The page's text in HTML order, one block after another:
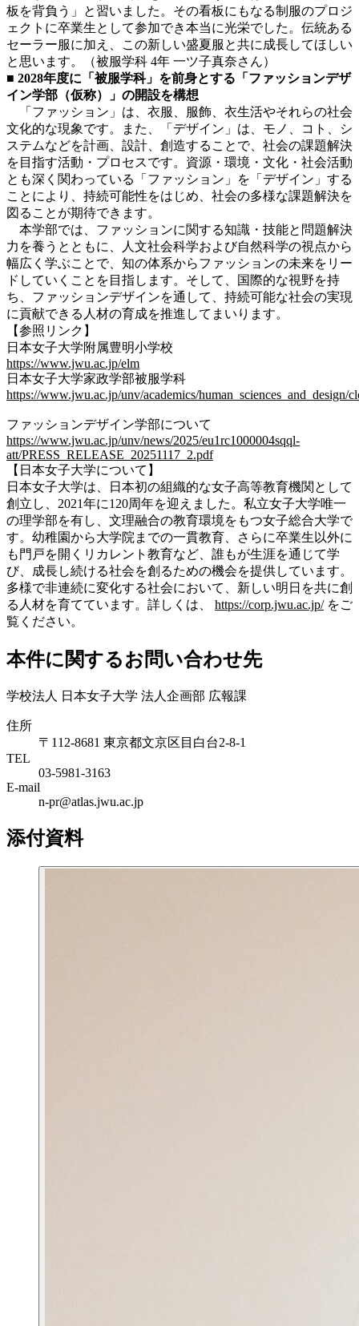
板を背負う」と習いました。その看板にもなる制服のプロジ
ェクトに卒業生として参加でき本当に光栄でした。伝統ある
セーラー服に加え、この新しい盛夏服と共に成長してほしい
と思います。（被服学科 4年 一ツ子真奈さん）
■ 2028年度に「被服学科」を前身とする「ファッションデザ
イン学部（仮称）」の開設を構想
「ファッション」は、衣服、服飾、衣生活やそれらの社会
文化的な現象です。また、「デザイン」は、モノ、コト、シ
ステムなどを計画、設計、創造することで、社会の課題解決
を目指す活動・プロセスです。資源・環境・文化・社会活動
とも深く関わっている「ファッション」を「デザイン」する
ことにより、持続可能性をはじめ、社会の多様な課題解決を
図ることが期待できます。
本学部では、ファッションに関する知識・技能と問題解決
力を養うとともに、人文社会科学および自然科学の視点から
幅広く学ぶことで、知の体系からファッションの未来をリー
ドしていくことを目指します。そして、国際的な視野を持
ち、ファッションデザインを通して、持続可能な社会の実現
に貢献できる人材の育成を推進してまいります。
【参照リンク】
日本女子大学附属豊明小学校
https://www.jwu.ac.jp/elm
日本女子大学家政学部被服学科
https://www.jwu.ac.jp/unv/academics/human_sciences_and_design/
ファッションデザイン学部について
https://www.jwu.ac.jp/unv/news/2025/eu1rc1000004sqql-
att/PRESS_RELEASE_20251117_2.pdf
【日本女子大学について】
日本女子大学は、日本初の組織的な女子高等教育機関として
創立し、2021年に120周年を迎えました。私立女子大学唯一
の理学部を有し、文理融合の教育環境をもつ女子総合大学で
す。幼稚園から大学院までの一貫教育、さらに卒業生以外に
も門戸を開くリカレント教育など、誰もが生涯を通じて学
び、成長し続ける社会を創るための機会を提供しています。
多様で非連続に変化する社会において、新しい明日を共に創
る人材を育てています。詳しくは、 https://corp.jwu.ac.jp/をご
覧ください。
本件に関するお問い合わせ先
学校法人 日本女子大学 法人企画部 広報課
住所
〒112-8681 東京都文京区目白台2-8-1
TEL
03-5981-3163
E-mail
n-pr@atlas.jwu.ac.jp
添付資料